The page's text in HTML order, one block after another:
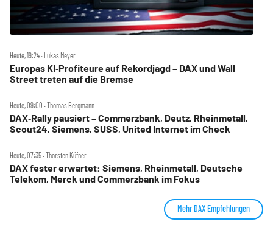
Heute, 19:24 ‧ Lukas Meyer
Europas KI‑Profiteure auf Rekordjagd – DAX und Wall
Street treten auf die Bremse
Heute, 09:00 ‧ Thomas Bergmann
DAX‑Rally pausiert – Commerzbank, Deutz, Rheinmetall,
Scout24, Siemens, SUSS, United Internet im Check
Heute, 07:35 ‧ Thorsten Küfner
DAX fester erwartet: Siemens, Rheinmetall, Deutsche
Telekom, Merck und Commerzbank im Fokus
Mehr DAX Empfehlungen